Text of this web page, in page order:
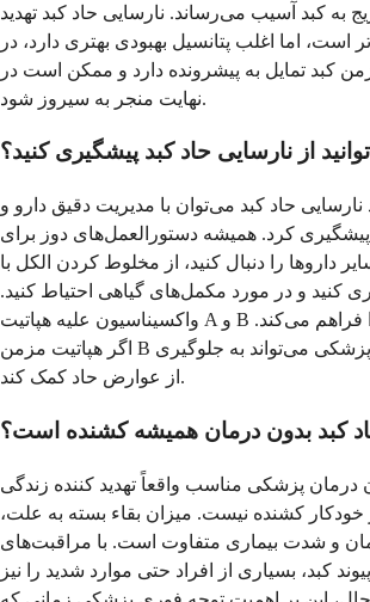
به کبد آسیب می‌رساند. نارسایی حاد کبد تهدید
است، اما اغلب پتانسیل بهبودی بهتری دارد، در
کبد تمایل به پیشرونده دارد و ممکن است در
نهایت منجر به سیروز شود.
از نارسایی حاد کبد پیشگیری کنید؟
نارسایی حاد کبد می‌توان با مدیریت دقیق دارو و
کرد. همیشه دستورالعمل‌های دوز برای
داروها را دنبال کنید، از مخلوط کردن الکل با
کنید و در مورد مکمل‌های گیاهی احتیاط کنید.
واکسیناسیون علیه هپاتیت A و B محافظت مهمی را فراهم می‌کند.
اگر هپاتیت مزمن B دارید، نظارت منظم پزشکی می‌تواند به جلوگیری
از عوارض حاد کمک کند.
حاد کبد بدون درمان همیشه کشنده است؟
درمان پزشکی مناسب واقعاً تهدید کننده زندگی
خودکار کشنده نیست. میزان بقاء بسته به علت،
و شدت بیماری متفاوت است. با مراقبت‌های
کبد، بسیاری از افراد حتی موارد شدید را نیز